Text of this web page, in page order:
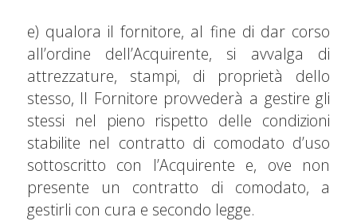
e) qualora il fornitore, al fine di dar corso
all’ordine dell’Acquirente, si avvalga di
attrezzature, stampi, di proprietà dello
stesso, Il Fornitore provvederà a gestire gli
stessi nel pieno rispetto delle condizioni
stabilite nel contratto di comodato d’uso
sottoscritto con l’Acquirente e, ove non
presente un contratto di comodato, a
gestirli con cura e secondo legge.